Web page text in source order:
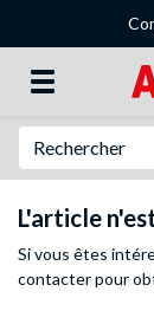
L'article
Si vous êtes
contacterpour